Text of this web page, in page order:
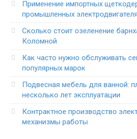
Применение импортных
промышленных
Сколько стоит озеленение
Коломной
Как часто нужно обслуживать
популярных марок
Подвесная мебель для ванной:
несколько лет эксплуатации
Контрактное производство
механизмы работы